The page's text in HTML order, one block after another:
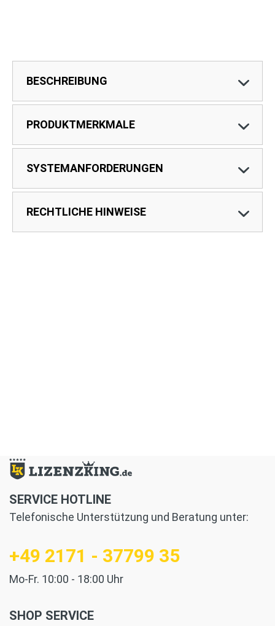
BESCHREIBUNG
PRODUKTMERKMALE
SYSTEMANFORDERUNGEN
RECHTLICHE HINWEISE
SERVICE HOTLINE
Telefonische Unterstützung und Beratung unter:
+49 2171 - 37799 35
Mo-Fr. 10:00 - 18:00 Uhr
SHOP SERVICE